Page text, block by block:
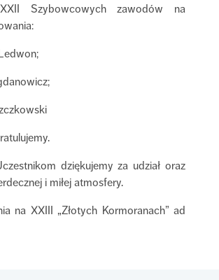
Szybowcowych zawodów na
dziękujemy za udział oraz
i miłej atmosfery.
na XXIII „Złotych Kormoranach” ad